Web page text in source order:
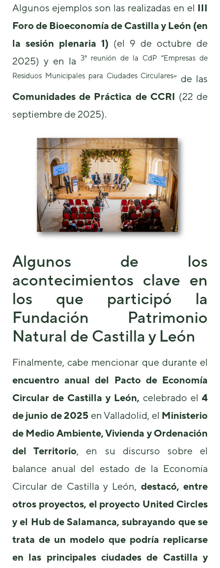
Algunos ejemplos son las realizadas en el III
Foro de Bioeconomía de Castilla y León (en
la sesión plenaria 1) (el 9 de octubre de
2025) y en la 3ª reunión de la CdP “Empresas de
Residuos Municipales para Ciudades Circulares” de las
Comunidades de Práctica de CCRI (22 de
septiembre de 2025).
Algunos de los
acontecimientos clave en
los que participó la
Fundación Patrimonio
Natural de Castilla y León
Finalmente, cabe mencionar que durante el
encuentro anual del Pacto de Economía
Circular de Castilla y León, celebrado el 4
de junio de 2025 en Valladolid, el Ministerio
de Medio Ambiente, Vivienda y Ordenación
del Territorio, en su discurso sobre el
balance anual del estado de la Economía
Circular de Castilla y León, destacó, entre
otros proyectos, el proyecto United Circles
y el Hub de Salamanca, subrayando que se
trata de un modelo que podría replicarse
en las principales ciudades de Castilla y